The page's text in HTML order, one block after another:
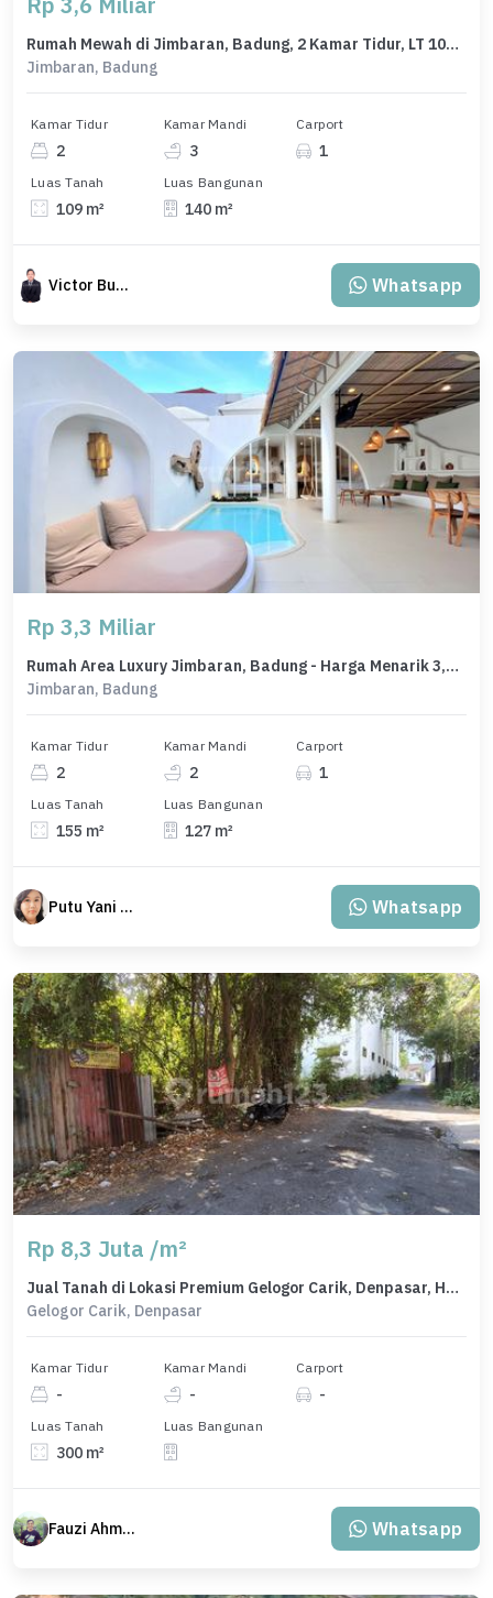
Rumah Mewah di Jimbaran, Badung, 2 Kamar Tidur, LT 109m²
Jimbaran, Badung
Kamar Tidur
2
Kamar Mandi
3
Carport
1
Luas Tanah
109 m²
Luas Bangunan
140 m²
Victor Budiman Whatsapp
Rp 3,3 Miliar
Rumah Area Luxury Jimbaran, Badung - Harga Menarik 3,3 Miliar
Jimbaran, Badung
Kamar Tidur
2
Kamar Mandi
2
Carport
1
Luas Tanah
155 m²
Luas Bangunan
127 m²
Putu Yani Susanti Whatsapp
Rp 8,3 Juta /m²
Jual Tanah di Lokasi Premium Gelogor Carik, Denpasar, Harga 2,49 Miliar
Gelogor Carik, Denpasar
Kamar Tidur
-
Kamar Mandi
-
Carport
-
Luas Tanah
300 m²
Luas Bangunan
Fauzi Ahmad Whatsapp